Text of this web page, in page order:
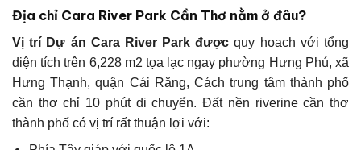
Địa chỉ Cara River Park Cần Thơ nằm ở đâu?
Vị trí Dự án Cara River Park được quy hoạch với tổng
diện tích trên 6,228 m2 tọa lạc ngay phường Hưng Phú, xã
Hưng Thạnh, quận Cái Răng, Cách trung tâm thành phố
cần thơ chỉ 10 phút di chuyển. Đất nền riverine cần thơ
thành phố có vị trí rất thuận lợi với: